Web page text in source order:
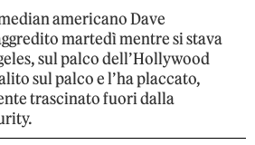
americano Dave
martedì mentre si stava
sul palco dell’Hollywood
sul palco e l’ha placcato,
trascinato fuori dalla